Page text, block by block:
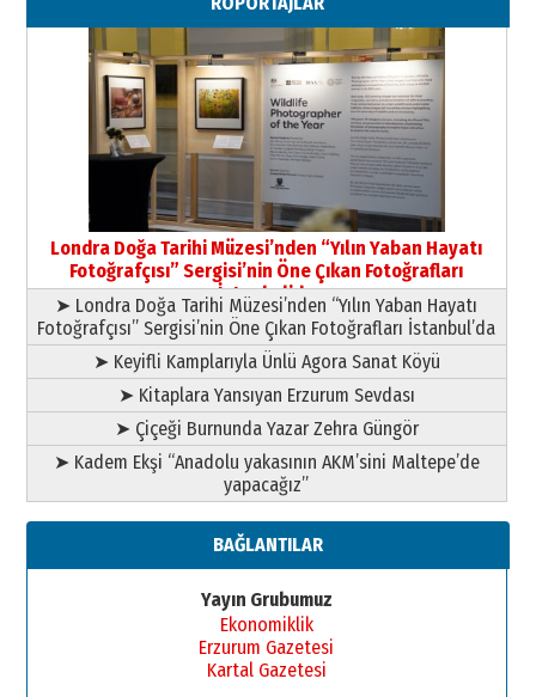
Paranın Aile Kültüründeki Yeri
03 Ağustos 2026 Pazartesi
Yıldırım Gündoğdu
HAVVA’NIN ÜÇ KIZI
09 Temmuz 2026 Perşembe
Yusuf POLAT
Şampiyonluk Sebahattin Şirin’e
yazar
11 Mayıs 2026 Pazartesi
Londra Doğa Tarihi Müzesi’nden “Yılın Yaban Hayatı
Fotoğrafçısı” Sergisi’nin Öne Çıkan Fotoğrafları
İstanbul’da
➤ Londra Doğa Tarihi Müzesi’nden “Yılın Yaban Hayatı
Fotoğrafçısı” Sergisi’nin Öne Çıkan Fotoğrafları İstanbul’da
➤ Keyifli Kamplarıyla Ünlü Agora Sanat Köyü
➤ Kitaplara Yansıyan Erzurum Sevdası
➤ Çiçeği Burnunda Yazar Zehra Güngör
➤ Kadem Ekşi “Anadolu yakasının AKM’sini Maltepe’de
yapacağız”
BAĞLANTILAR
Yayın Grubumuz
Ekonomiklik
Erzurum Gazetesi
Kartal Gazetesi